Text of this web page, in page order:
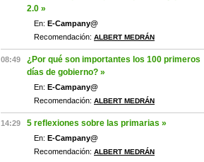
2.0 »
En: E-Campany@
Recomendación: ALBERT MEDRÁN
08:49
¿Por qué son importantes los 100 primeros
días de gobierno? »
En: E-Campany@
Recomendación: ALBERT MEDRÁN
14:29 5 reflexiones sobre las primarias »
En: E-Campany@
Recomendación: ALBERT MEDRÁN